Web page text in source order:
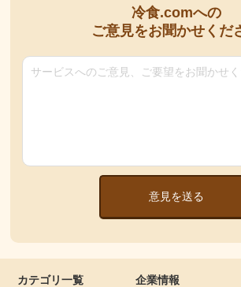
冷食.comへの
ご意見をお聞かせくだ
意見を送る
カテゴリ一覧 企業情報